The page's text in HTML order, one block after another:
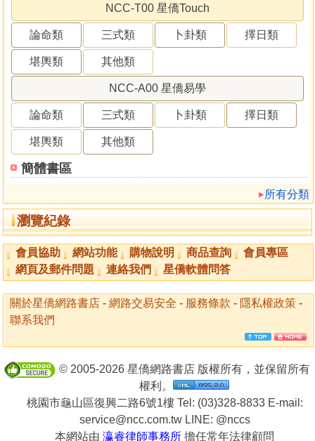
NCC-T00 星僑Touch
論命類 三式類 卜卦類 擇日類
堪輿類 其他類
NCC-A00 星僑易學
論命類 三式類 卜卦類 擇日類
堪輿類 其他類
簡體書區
所有分類
瀏覽紀錄
會員協助 網站功能 購物說明 商品查詢
會員專區
網頁及郵件問題
連絡我們 星僑軟體問答
關於星僑網路書店 - 網路交易安全 - 服務條款 - 隱私權政策 -
聯系我們
© 2005-2026 星僑網路書店 版權所有，並保留所有
權利。
桃園市龜山區復興二路6號1樓 Tel: (03)328-8833 E-mail:
service@ncc.com.tw LINE: @nccs
本網站由 瀛睿律師事務所 擔任常年法律顧問